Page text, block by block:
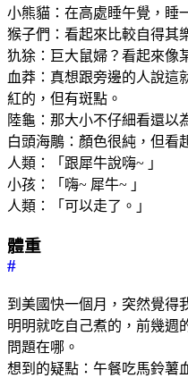
小熊貓：在高處睡午覺，睡
猴子們：看起來比較自得其
犰狳：巨大鼠婦？看起來像
血莽：真想跟旁邊的人說這
紅的，但有斑點。
陸龜：那大小不仔細看還以
白頭海鵰：顏色很純，但看
人類：「跟犀牛說嗨~ 」
小孩：「嗨~ 犀牛~ 」
人類：「可以走了。」
體重
#
到美國快一個月，突然覺得
明明就吃自己煮的，前幾週
問題在哪。
想到的疑點：午餐吃馬鈴薯